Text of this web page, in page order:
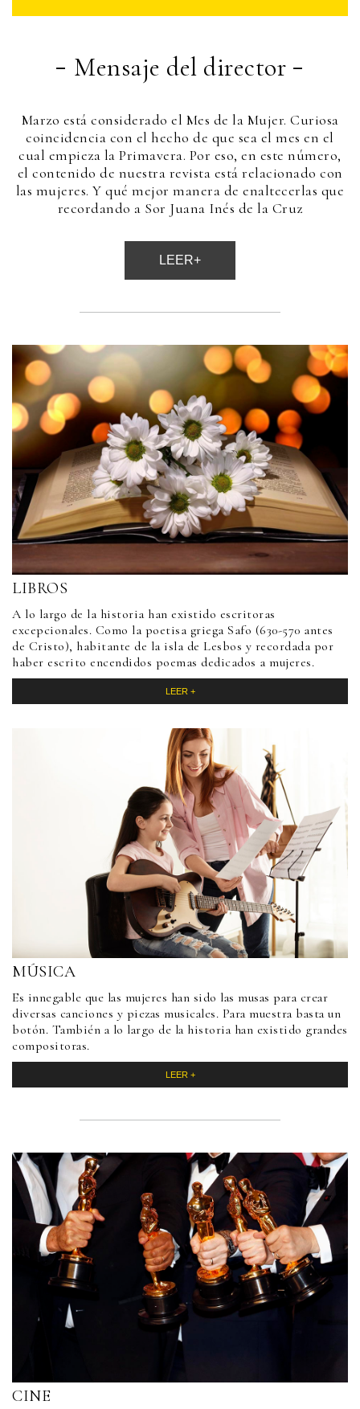
- Mensaje del director -
Marzo está considerado el Mes de la Mujer. Curiosa
coincidencia con el hecho de que sea el mes en el
cual empieza la Primavera. Por eso, en este número,
el contenido de nuestra revista está relacionado con
las mujeres.Y qué mejor manera de enaltecerlas que
recordando a Sor Juana Inés de la Cruz
LEER+
LIBROS
A lo largo de la historia han existido escritoras
excepcionales. Como la poetisa griega Safo (630-570 antes
de Cristo), habitante de la isla de Lesbos y recordada por
haber escrito encendidos poemas dedicados a mujeres.
LEER +
MÚSICA
Es innegable que las mujeres han sido las musas para crear
diversas canciones y piezas musicales. Para muestra basta un
botón. También a lo largo de la historia han existido grandes
compositoras.
LEER +
CINE